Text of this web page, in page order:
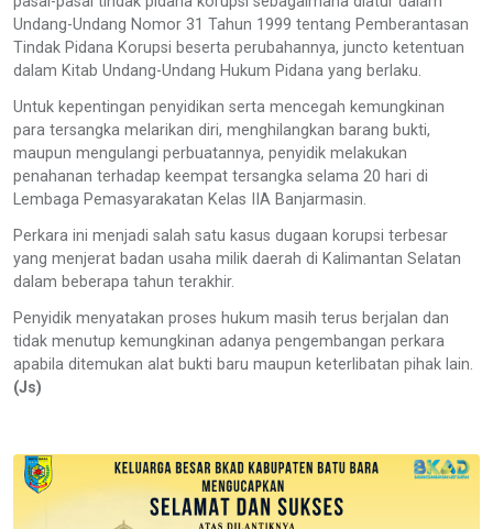
Undang-Undang Nomor 31 Tahun 1999 tentang Pemberantasan
Tindak Pidana Korupsi beserta perubahannya, juncto ketentuan
dalam Kitab Undang-Undang Hukum Pidana yang berlaku.
Untuk kepentingan penyidikan serta mencegah kemungkinan
para tersangka melarikan diri, menghilangkan barang bukti,
maupun mengulangi perbuatannya, penyidik melakukan
penahanan terhadap keempat tersangka selama 20 hari di
Lembaga Pemasyarakatan Kelas IIA Banjarmasin.
Perkara ini menjadi salah satu kasus dugaan korupsi terbesar
yang menjerat badan usaha milik daerah di Kalimantan Selatan
dalam beberapa tahun terakhir.
Penyidik menyatakan proses hukum masih terus berjalan dan
tidak menutup kemungkinan adanya pengembangan perkara
apabila ditemukan alat bukti baru maupun keterlibatan pihak lain.
(Js)